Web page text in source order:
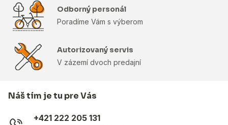
Odborný personál
Poradíme Vám s výberom
Autorizovaný servis
V zázemí dvoch predajní
Náš tím je tu pre Vás
+421 222 205 131